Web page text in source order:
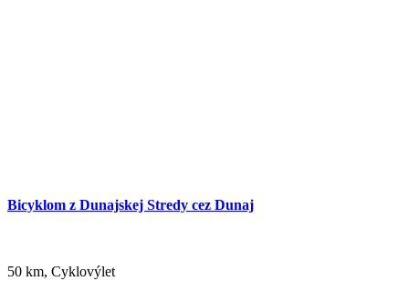
Bicyklom z Dunajskej Stredy cez Dunaj
50 km, Cyklovýlet